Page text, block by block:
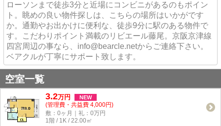
ローソンまで徒歩3分と近場にコンビニがあるのもポイン
ト。眺めの良い物件探しは、こちらの場所はいかがです
か。通勤やお出かけに便利な、徒歩9分に駅のある物件で
す。こだわりポイント満載のリビエール藤尾。京阪京津線
四宮周辺の事なら、info@bearcle.netからご連絡下さい。
ベアクルが丁寧にサポート致します。
空室一覧
3.2万円 NEW
(管理費・共益費 4,000円)
敷：0ヶ月｜礼：0万円
1階 / 1K / 22.00㎡